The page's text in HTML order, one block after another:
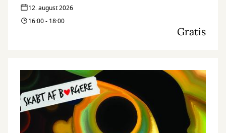
12. august 2026
16:00 - 18:00
Gratis